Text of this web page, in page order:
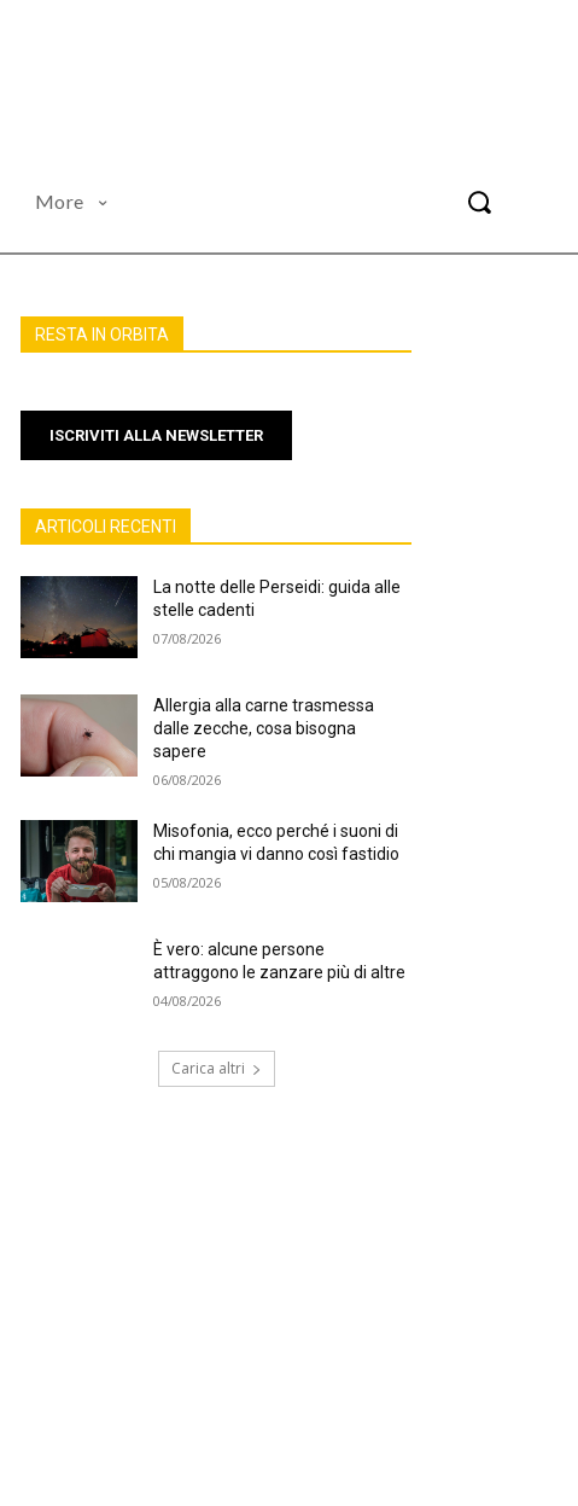
More
RESTA IN ORBITA
ISCRIVITI ALLA NEWSLETTER
ARTICOLI RECENTI
La notte delle Perseidi: guida alle
stelle cadenti
07/08/2026
Allergia alla carne trasmessa
dalle zecche, cosa bisogna
sapere
06/08/2026
Misofonia, ecco perché i suoni di
chi mangia vi danno così fastidio
05/08/2026
È vero: alcune persone
attraggono le zanzare più di altre
04/08/2026
Carica altri